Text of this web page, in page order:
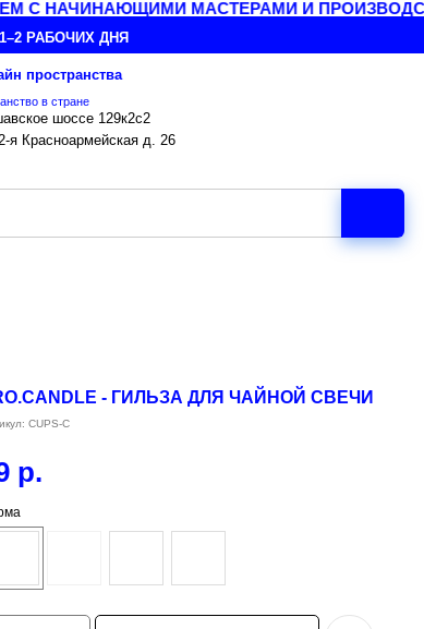
С НАЧИНАЮЩИМИ МАСТЕРАМИ И
РАБОЧИХ ДНЯ
пространства
в стране
шоссе 129к2с2
я Красноармейская д. 26
- ГИЛЬЗА ДЛЯ ЧАЙНОЙ СВЕЧИ
CUPS-C
р.